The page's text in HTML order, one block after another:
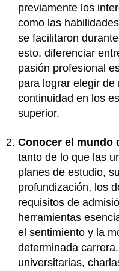
previamente los
como las
se facilitaron
esto, diferenciar
pasión profesional
para lograr elegir
continuidad en los
superior.
Conocer el mundo
tanto de lo que las
planes de estudio,
profundización, los
requisitos de
herramientas
el sentimiento y la
determinada
universitarias,